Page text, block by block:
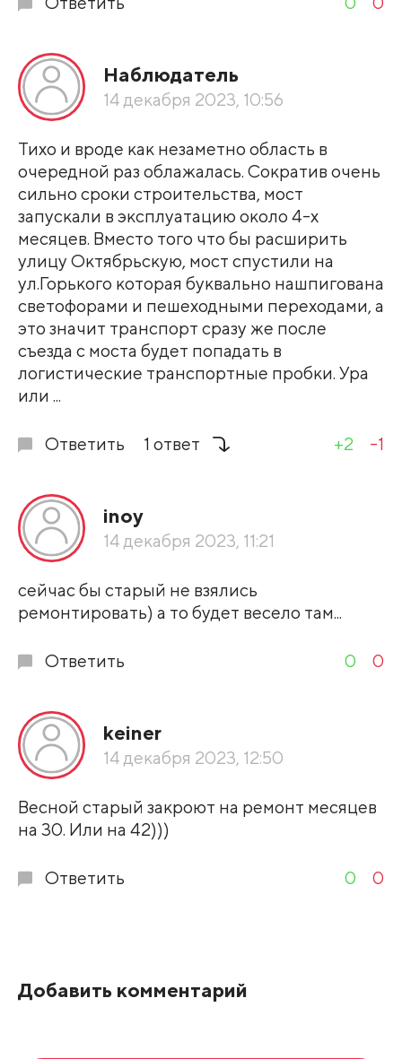
Наблюдатель
14 декабря 2023, 10:56
Тихо и вроде как незаметно область в
очередной раз облажалась. Сократив очень
сильно сроки строительства, мост
запускали в эксплуатацию около 4-х
месяцев. Вместо того что бы расширить
улицу Октябрьскую, мост спустили на
ул.Горького которая буквально нашпигована
светофорами и пешеходными переходами, а
это значит транспорт сразу же после
съезда с моста будет попадать в
логистические транспортные пробки. Ура
или ...
Ответить 1 ответ +2 -1
inoy
14 декабря 2023, 11:21
сейчас бы старый не взялись
ремонтировать) а то будет весело там...
Ответить 0 0
keiner
14 декабря 2023, 12:50
Весной старый закроют на ремонт месяцев
на 30. Или на 42)))
Ответить 0 0
Добавить комментарий